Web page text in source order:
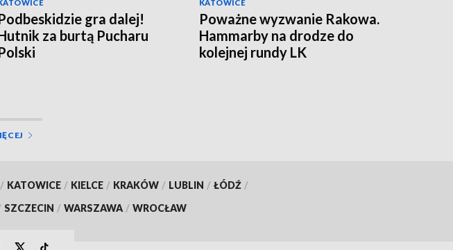
gra dalej!
za burtą Pucharu
KATOWICE
Poważne wyzwanie Rakowa.
Hammarby na drodze do
kolejnej rundy LK
/ KATOWICE / KIELCE / KRAKÓW / LUBLIN / ŁÓDŹ /
SZCZECIN / WARSZAWA / WROCŁAW